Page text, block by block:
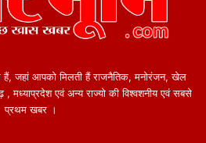
हैं, जहां आपको मिलती हैं राजनैतिक, मनोरंजन, खेल
, मध्याप्रदेश एवं अन्य राज्यो की विश्वशनीय एवं सबसे
प्रथम खबर ।